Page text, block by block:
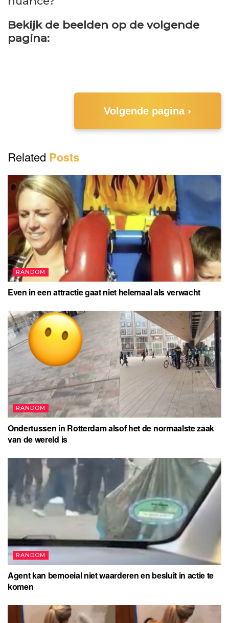
Bekijk de beelden op de volgende
pagina:
Volgende pagina ›
Related Posts
RANDOM
Even in een attractie gaat niet helemaal als verwacht
RANDOM
Ondertussen in Rotterdam alsof het de normaalste zaak
van de wereld is
RANDOM
Agent kan bemoeial niet waarderen en besluit in actie te
komen